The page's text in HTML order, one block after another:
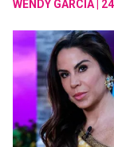
WENDY GARCÍA